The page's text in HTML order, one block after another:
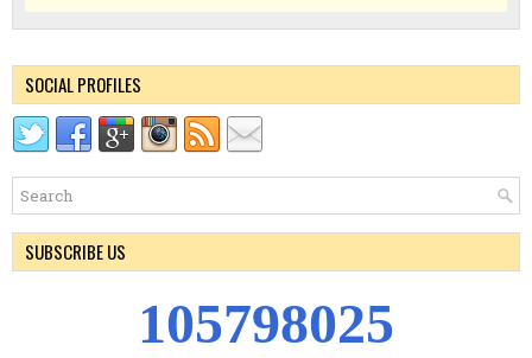
SOCIAL PROFILES
SUBSCRIBE US
105798025